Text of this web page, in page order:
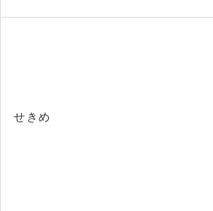
せきめ